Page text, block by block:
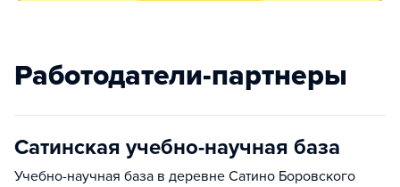
Работодатели-партнеры
Сатинская учебно-научная база
Учебно-научная база в деревне Сатино Боровского